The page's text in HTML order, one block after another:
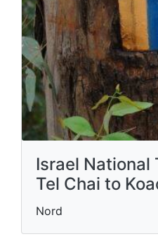
Israel National
Tel Chai to
Nord